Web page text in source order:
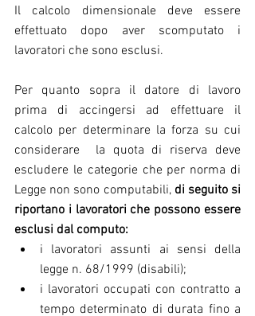
Il calcolo dimensionale deve essere
effettuato dopo aver scomputato i
lavoratori che sono esclusi.
Per quanto sopra il datore di lavoro
prima di accingersi ad effettuare il
calcolo per determinare la forza su cui
considerare  la quota di riserva deve
escludere le categorie che per norma di
Legge non sono computabili, di seguito si
riportano i lavoratori che possono essere
esclusi dal computo:
i lavoratori assunti ai sensi della
legge n. 68/1999 (disabili);
i lavoratori occupati con contratto a
tempo determinato di durata fino a